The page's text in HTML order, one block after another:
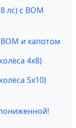
лс) с ВОМ
ВОМ и капотом
4х8)
5х10)